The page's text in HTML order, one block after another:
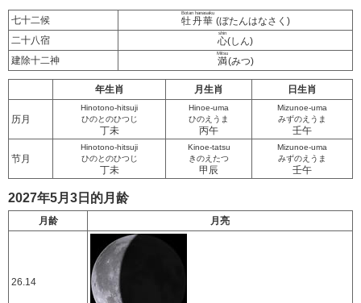
七十二候 牡丹華
Botan hanasaku
(ぼたんはなさく)
二十八宿
心
shin
(しん)
建除十二神
満
Mitsu
(みつ)
年生肖 月生肖 日生肖
历月
Hinotono-hitsuji
ひのとのひつじ
丁未
Hinoe-uma
ひのえうま
丙午
Mizunoe-uma
みずのえうま
壬午
节月
Hinotono-hitsuji
ひのとのひつじ
丁未
Kinoe-tatsu
きのえたつ
甲辰
Mizunoe-uma
みずのえうま
壬午
2027年5月3日的月龄
月龄 月亮
26.14